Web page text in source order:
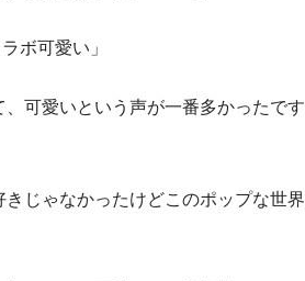
ボ可愛い」
可愛いという声が一番多かったです
きじゃなかったけどこのポップな世界